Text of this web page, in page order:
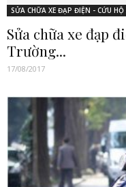
SỬA CHỮA XE ĐẠP ĐIỆN - CỨU
Sửa chữa xe đạp
Trường...
17/08/2017